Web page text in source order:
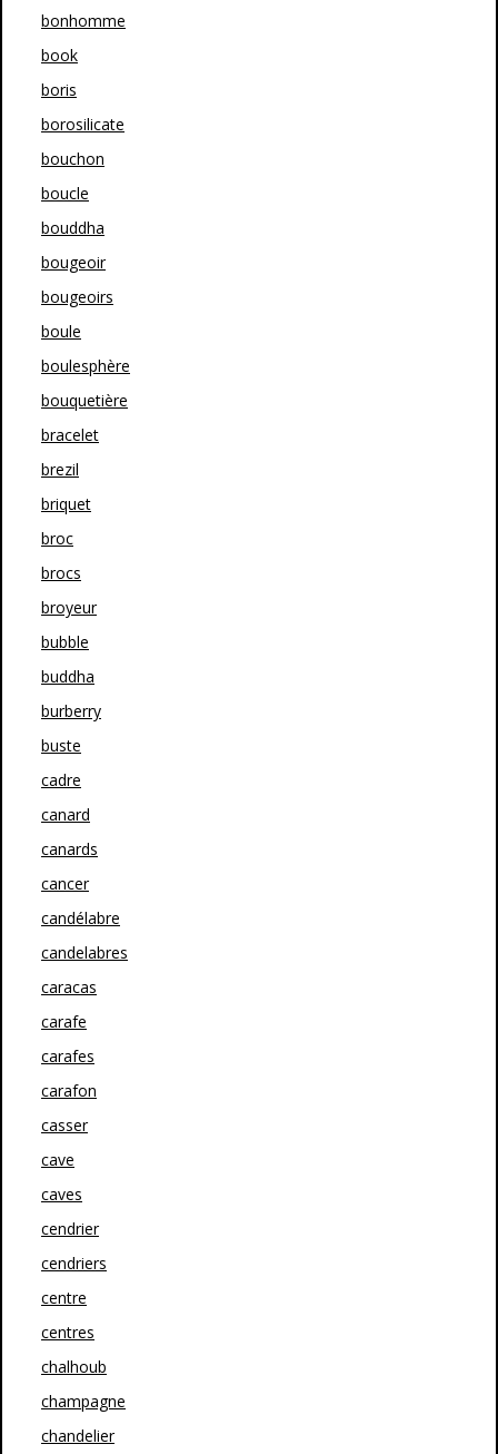
bonhomme
book
boris
borosilicate
bouchon
boucle
bouddha
bougeoir
bougeoirs
boule
boulesphère
bouquetière
bracelet
brezil
briquet
broc
brocs
broyeur
bubble
buddha
burberry
buste
cadre
canard
canards
cancer
candélabre
candelabres
caracas
carafe
carafes
carafon
casser
cave
caves
cendrier
cendriers
centre
centres
chalhoub
champagne
chandelier